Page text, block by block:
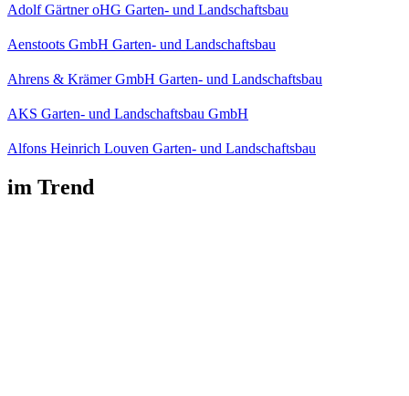
Adolf Gärtner oHG Garten- und Landschaftsbau
Aenstoots GmbH Garten- und Landschaftsbau
Ahrens & Krämer GmbH Garten- und Landschaftsbau
AKS Garten- und Landschaftsbau GmbH
Alfons Heinrich Louven Garten- und Landschaftsbau
im Trend